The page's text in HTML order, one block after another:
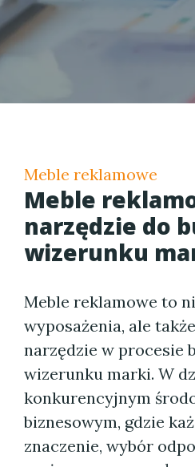
Meble reklamowe
Meble
narzędzie do
wizerunku
Meble reklamowe to
wyposażenia, ale
narzędzie w procesie
wizerunku marki. W
konkurencyjnym
biznesowym, gdzie
znaczenie, wybór